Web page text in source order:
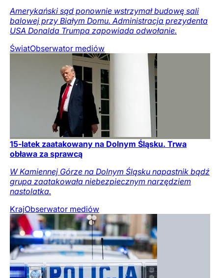
Amerykański sąd ponownie wstrzymał budowę sali
balowej przy Białym Domu. Administracja prezydenta
USA Donalda Trumpa zapowiada odwołanie.
ŚwiatObserwator mediów
15-latek zaatakowany na Dolnym Śląsku. Trwa
obława za sprawcą
W Kamiennej Górze na Dolnym Śląsku napastnik bądź
grupa zaatakowała niebezpiecznym narzędziem
nastolatka.
KrajObserwator mediów